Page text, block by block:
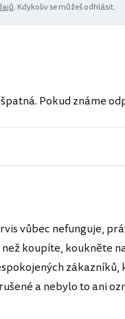
. Kdykoliv se můžeš odhlásit.
Pokud známe
vůbec nefunguje,
koupíte, koukněte
a nebylo to ani